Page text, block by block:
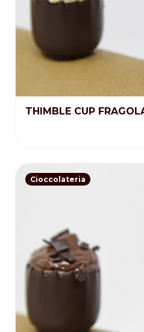
THIMBLE CUP
Cioccolateria